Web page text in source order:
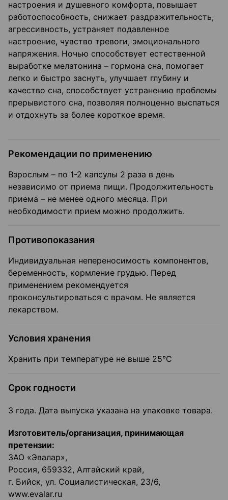
настроения и душевного комфорта, повышает
работоспособность, снижает раздражительность,
агрессивность, устраняет подавленное
настроение, чувство тревоги, эмоционального
напряжения. Ночью способствует естественной
выработке мелатонина – гормона сна, помогает
легко и быстро заснуть, улучшает глубину и
качество сна, способствует устранению проблемы
прерывистого сна, позволяя полноценно выспаться
и отдохнуть за более короткое время.
Рекомендации по применению
Взрослым – по 1-2 капсулы 2 раза в день
независимо от приема пищи. Продолжительность
приема – не менее одного месяца. При
необходимости прием можно продолжить.
Противопоказания
Индивидуальная непереносимость компонентов,
беременность, кормление грудью. Перед
применением рекомендуется
проконсультироваться с врачом. Не является
лекарством.
Условия хранения
Хранить при температуре не выше 25°С
Срок годности
3 года. Дата выпуска указана на упаковке товара.
Изготовитель/организация, принимающая
претензии:
ЗАО «Эвалар»,
Россия, 659332, Алтайский край,
г. Бийск, ул. Социалистическая, 23/6,
www.evalar.ru